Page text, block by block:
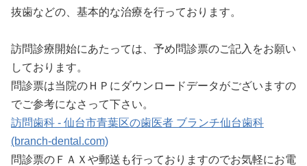
抜歯などの、基本的な治療を行っております。
訪問診療開始にあたっては、予め問診票のご記入をお願い
しております。
問診票は当院のＨＰにダウンロードデータがございますの
でご参考になさって下さい。
訪問歯科 - 仙台市青葉区の歯医者 ブランチ仙台歯科
(branch-dental.com)
問診票のＦＡＸや郵送も行っておりますのでお気軽にお電